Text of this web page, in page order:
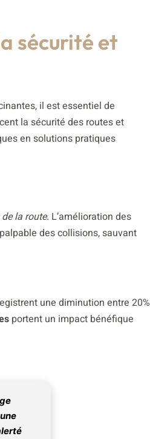
sécurité et
il est essentiel de
la sécurité des routes et
en solutions pratiques
la route. L’amélioration des
des collisions, sauvant
une diminution entre 20%
portent un impact bénéfique